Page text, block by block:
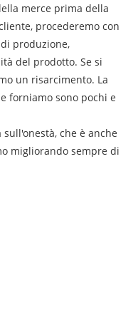
merce prima della
procederemo con
produzione,
del prodotto. Se si
un risarcimento. La
forniamo sono pochi e
che è anche
migliorando sempre di